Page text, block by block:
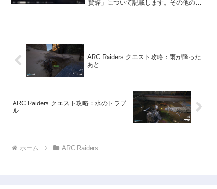
賛辞」について記載します。その他の情
ARC Raiders クエスト攻略：雨が降った
あと
ARC Raiders クエスト攻略：水のトラブ
ル
ホーム ARC Raiders